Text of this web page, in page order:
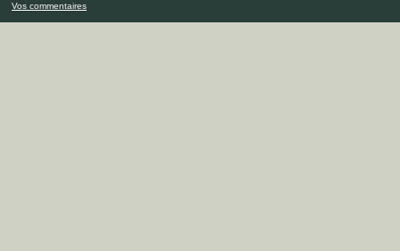
Vos commentaires